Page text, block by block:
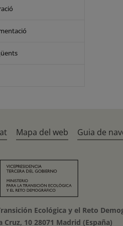
Mapa del web Guia de
Ecológica y el Reto
Cruz, 10 28071 Madrid (España)